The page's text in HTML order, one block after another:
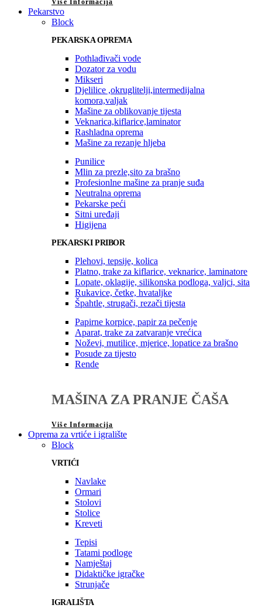
Pekarstvo
Block
PEKARSKA OPREMA
Pothlađivači vode
Dozator za vodu
Mikseri
Djelilice ,okruglitelji,intermedijalna
komora,valjak
Mašine za oblikovanje tijesta
Veknarica,kiflarice,laminator
Rashladna oprema
Mašine za rezanje hljeba
Punilice
Mlin za prezle,sito za brašno
Profesionlne mašine za pranje suđa
Neutralna oprema
Pekarske peći
Sitni uređaji
Higijena
PEKARSKI PRIBOR
Plehovi, tepsije, kolica
Platno, trake za kiflarice, veknarice, laminatore
Lopate, oklagije, silikonska podloga, valjci, sita
Rukavice, četke, hvataljke
Špahtle, strugači, rezači tijesta
Papirne korpice, papir za pečenje
Aparat, trake za zatvaranje vrećica
Noževi, mutilice, mjerice, lopatice za brašno
Posude za tijesto
Rende
MAŠINA ZA PRANJE ČAŠA
Više Informacija
Oprema za vrtiće i igralište
Block
VRTIĆI
Navlake
Ormari
Stolovi
Stolice
Kreveti
Tepisi
Tatami podloge
Namještaj
Didaktičke igračke
Strunjače
IGRALIŠTA